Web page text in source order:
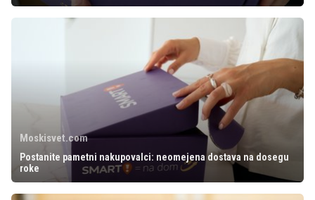
Moskisvet.com
Postanite pametni nakupovalci: neomejena dostava na dosegu
roke